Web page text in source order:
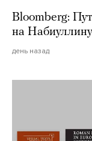
Bloomberg:
на
день назад